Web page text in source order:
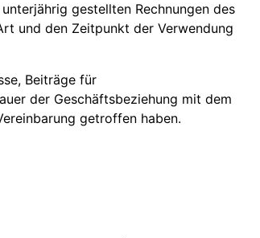
gestellten Rechnungen des
und den Zeitpunkt der Verwendung
Beiträge für
der Geschäftsbeziehung mit dem
getroffen haben.